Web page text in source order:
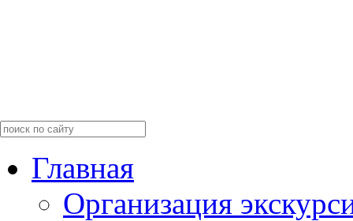
Главная
Организация